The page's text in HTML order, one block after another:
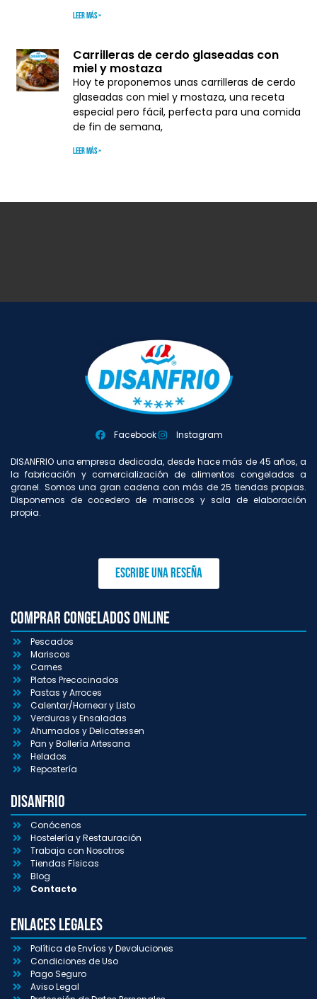
Leer más »
Carrilleras de cerdo glaseadas con
miel y mostaza
Hoy te proponemos unas carrilleras de cerdo
glaseadas con miel y mostaza, una receta
especial pero fácil, perfecta para una comida
de fin de semana,
Leer más »
Facebook Instagram
DISANFRIO una empresa dedicada, desde hace más de 45 años, a
la fabricación y comercialización de alimentos congelados a
granel. Somos una gran cadena con más de 25 tiendas propias.
Disponemos de cocedero de mariscos y sala de elaboración
propia.
Escribe una reseña
Comprar congelados online
Pescados
Mariscos
Carnes
Platos Precocinados
Pastas y Arroces
Calentar/Hornear y Listo
Verduras y Ensaladas
Ahumados y Delicatessen
Pan y Bollería Artesana
Helados
Repostería
Disanfrio
Conócenos
Hostelería y Restauración
Trabaja con Nosotros
Tiendas Físicas
Blog
Contacto
Enlaces Legales
Política de Envíos y Devoluciones
Condiciones de Uso
Pago Seguro
Aviso Legal